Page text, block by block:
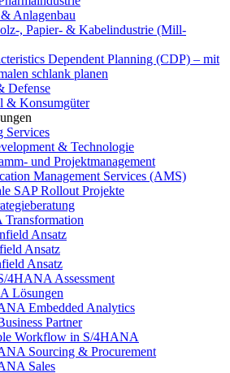
Anlagenbau
, Papier- & Kabelindustrie (Mill-
Dependent Planning (CDP) – mit
schlank planen
Defense
& Konsumgüter
Services
& Technologie
und Projektmanagement
Management Services (AMS)
SAP Rollout Projekte
Ansatz
Ansatz
Ansatz
4HANA Assessment
Lösungen
Embedded Analytics
Partner
Workflow in S/4HANA
Sourcing & Procurement
Sales